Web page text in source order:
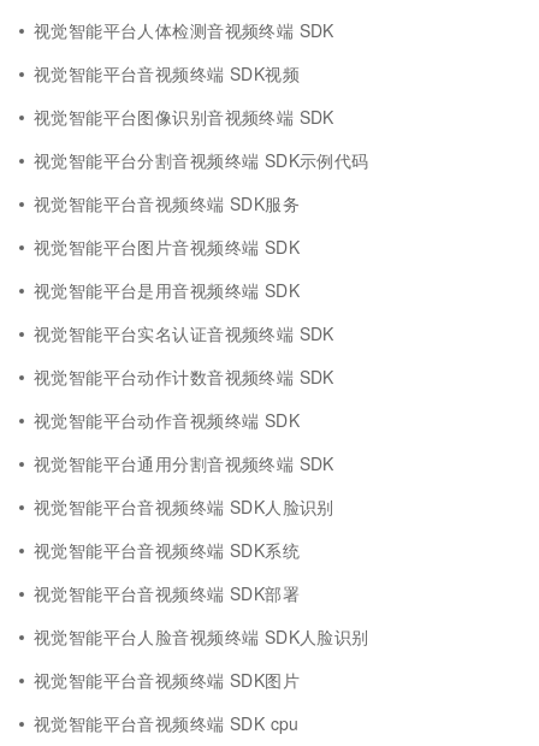
视觉智能平台人体检测音视频终端 SDK
视觉智能平台音视频终端 SDK视频
视觉智能平台图像识别音视频终端 SDK
视觉智能平台分割音视频终端 SDK示例代码
视觉智能平台音视频终端 SDK服务
视觉智能平台图片音视频终端 SDK
视觉智能平台是用音视频终端 SDK
视觉智能平台实名认证音视频终端 SDK
视觉智能平台动作计数音视频终端 SDK
视觉智能平台动作音视频终端 SDK
视觉智能平台通用分割音视频终端 SDK
视觉智能平台音视频终端 SDK人脸识别
视觉智能平台音视频终端 SDK系统
视觉智能平台音视频终端 SDK部署
视觉智能平台人脸音视频终端 SDK人脸识别
视觉智能平台音视频终端 SDK图片
视觉智能平台音视频终端 SDK cpu